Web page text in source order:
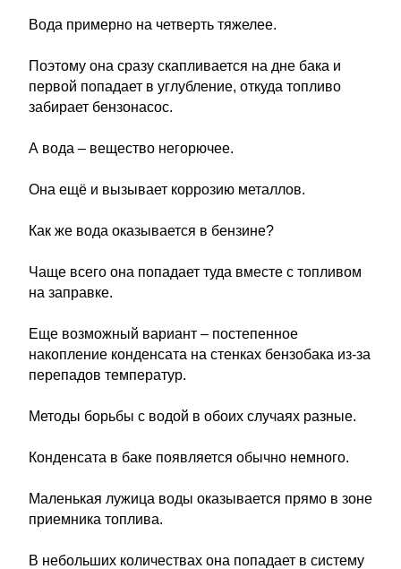
Вода примерно на четверть тяжелее.
Поэтому она сразу скапливается на дне бака и
первой попадает в углубление, откуда топливо
забирает бензонасос.
А вода – вещество негорючее.
Она ещё и вызывает коррозию металлов.
Как же вода оказывается в бензине?
Чаще всего она попадает туда вместе с топливом
на заправке.
Еще возможный вариант – постепенное
накопление конденсата на стенках бензобака из-за
перепадов температур.
Методы борьбы с водой в обоих случаях разные.
Конденсата в баке появляется обычно немного.
Маленькая лужица воды оказывается прямо в зоне
приемника топлива.
В небольших количествах она попадает в систему